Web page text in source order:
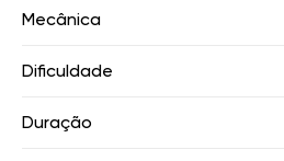
Mecânica
Dificuldade
Duração